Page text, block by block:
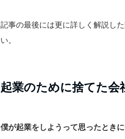
記事の最後には更に詳しく解説し
い。
起業のために捨てた会
僕が起業をしようって思ったとき